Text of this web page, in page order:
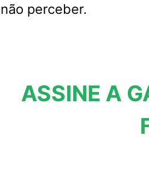
não perceber.
ASSINE A